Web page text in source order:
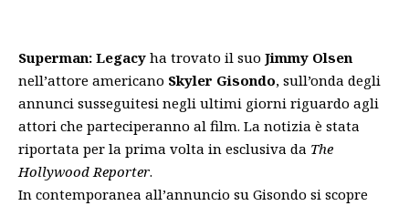
Superman: Legacy ha trovato il suo Jimmy Olsen
nell’attore americano Skyler Gisondo, sull’onda degli
annunci susseguitesi negli ultimi giorni riguardo agli
attori che parteciperanno al film. La notizia è stata
riportata per la prima volta in esclusiva da The
Hollywood Reporter.
In contemporanea all’annuncio su Gisondo si scopre